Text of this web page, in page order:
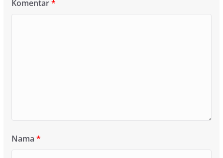
Komentar*
Nama *